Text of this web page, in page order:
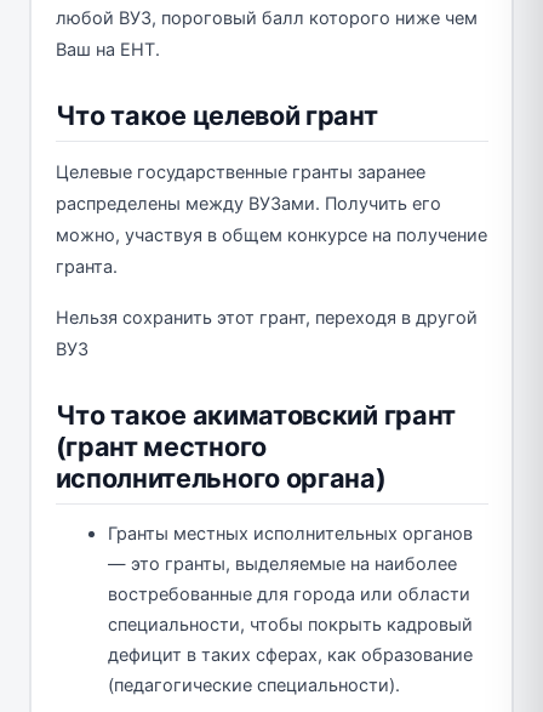
любой ВУЗ, пороговый балл которого ниже чем
Ваш на ЕНТ.
Что такое целевой грант
Целевые государственные гранты заранее
распределены между ВУЗами. Получить его
можно, участвуя в общем конкурсе на получение
гранта.
Нельзя сохранить этот грант, переходя в другой
ВУЗ
Что такое акиматовский грант
(грант местного
исполнительного органа)
Гранты местных исполнительных органов
— это гранты, выделяемые на наиболее
востребованные для города или области
специальности, чтобы покрыть кадровый
дефицит в таких сферах, как образование
(педагогические специальности).